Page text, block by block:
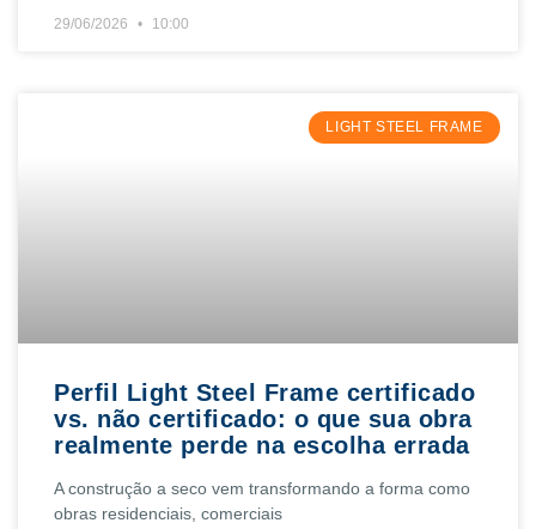
29/06/2026 10:00
LIGHT STEEL FRAME
Perfil Light Steel Frame certificado
vs. não certificado: o que sua obra
realmente perde na escolha errada
A construção a seco vem transformando a forma como
obras residenciais, comerciais